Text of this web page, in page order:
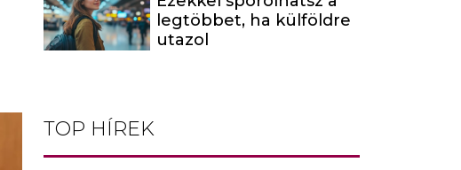
legtöbbet, ha külföldre
utazol
TOP HÍREK